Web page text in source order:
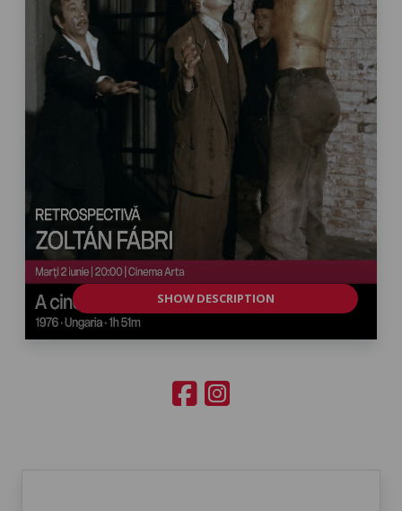
SHOW DESCRIPTION